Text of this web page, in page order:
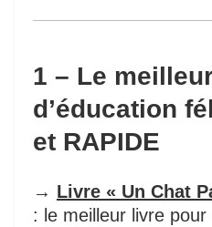
1 – Le
d’éducation
et RAPIDE
→ Livre « Un Chat
: le meilleur livre